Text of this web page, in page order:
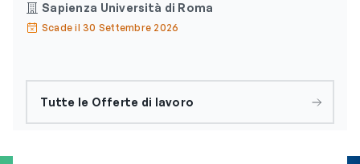
Sapienza Università di Roma
Scade il 30 Settembre 2026
Tutte le Offerte di lavoro